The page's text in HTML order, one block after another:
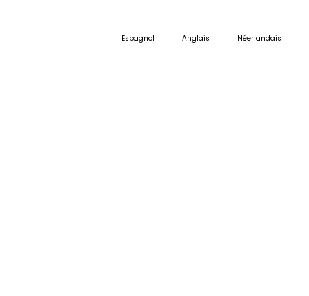
Espagnol Anglais Néerlandais